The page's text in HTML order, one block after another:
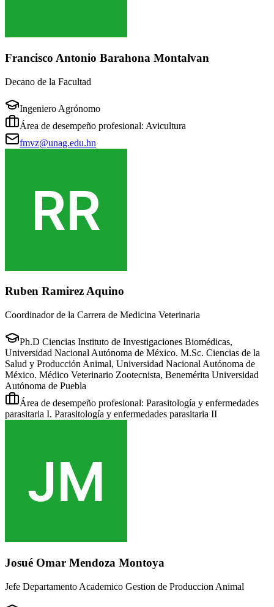
Francisco Antonio Barahona Montalvan
Decano de la Facultad
Ingeniero Agrónomo
Área de desempeño profesional: Avicultura
fmvz@unag.edu.hn
Ruben Ramirez Aquino
Coordinador de la Carrera de Medicina Veterinaria
Ph.D Ciencias Instituto de Investigaciones Biomédicas,
Universidad Nacional Autónoma de México. M.Sc. Ciencias de la
Salud y Producción Animal, Universidad Nacional Autónoma de
México. Médico Veterinario Zootecnista, Benemérita Universidad
Autónoma de Puebla
Área de desempeño profesional: Parasitología y enfermedades
parasitaria I. Parasitología y enfermedades parasitaria II
Josué Omar Mendoza Montoya
Jefe Departamento Academico Gestion de Produccion Animal